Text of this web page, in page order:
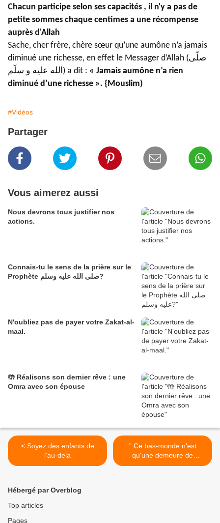
Chacun participe selon ses capacités , il n'y a pas de
petite sommes chaque centimes a une récompense
auprès d'Allah
Sache, cher frère, chère sœur qu’une aumône n’a jamais
diminué une richesse, en effet le Messager d’Allah (صلّى
الله عليه و سلّم) a dit : « Jamais aumône n’a rien
diminué d’une richesse ». {Mouslim)
#Vidéos
Partager
Vous aimerez aussi
Nous devrons tous justifier nos
actions.
Connais-tu le sens de la prière sur le
Prophète صلى الله عليه وسلم?
N'oubliez pas de payer votre Zakat-al-
maal.
🤲 Réalisons son dernier rêve : une
Omra avec son épouse
< Soyez des enfants de
l'au-dela
" Ce bas-monde n'est
qu'une demeure de
passage " >
Hébergé par Overblog
Top articles
Pages